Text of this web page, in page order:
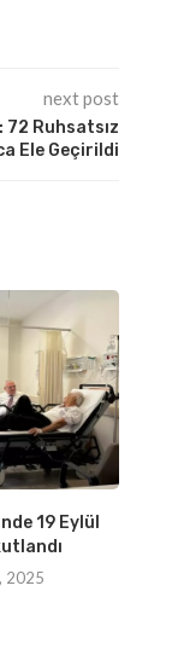
next post
72 Ruhsatsız
Ele Geçirildi
19 Eylül
2025